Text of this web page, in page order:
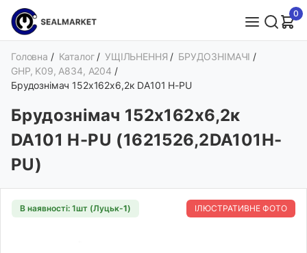
0
Головна / Каталог /УЩІЛЬНЕННЯ / БРУДОЗНІМАЧІ /
GHP, K09, A834, A204 /
Брудознімач 152х162х6,2к DA101 H-PU
Брудознімач 152х162х6,2к
DA101 H-PU (1621526,2DA101H-
PU)
В наявності: 1шт (Луцьк-1) ІЛЮСТРАТИВНЕ ФОТО